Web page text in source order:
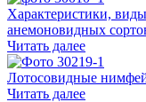
Характеристики,
анемоновидных
Читать далее
Лотосовидные
Читать далее